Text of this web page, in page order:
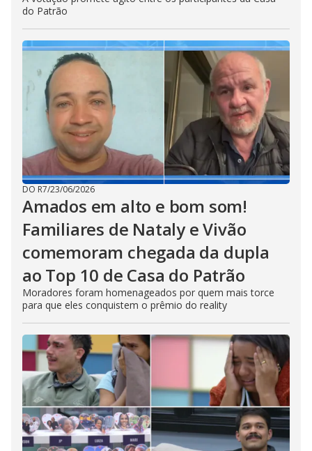
do Patrão
DO R7/23/06/2026
Amados em alto e bom som!
Familiares de Nataly e Vivão
comemoram chegada da dupla
ao Top 10 de Casa do Patrão
Moradores foram homenageados por quem mais torce
para que eles conquistem o prêmio do reality